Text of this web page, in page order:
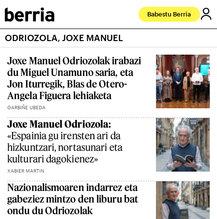
Babestu Berria
ODRIOZOLA, JOXE MANUEL
Joxe Manuel Odriozolak irabazi
du Miguel Unamuno saria, eta
Jon Iturregik, Blas de Otero-
Angela Figuera lehiaketa
GARBIÑE UBEDA
Joxe Manuel Odriozola:
«Espainia gu irensten ari da
hizkuntzari, nortasunari eta
kulturari dagokienez»
XABIER MARTIN
Nazionalismoaren indarrez eta
gabeziez mintzo den liburu bat
ondu du Odriozolak